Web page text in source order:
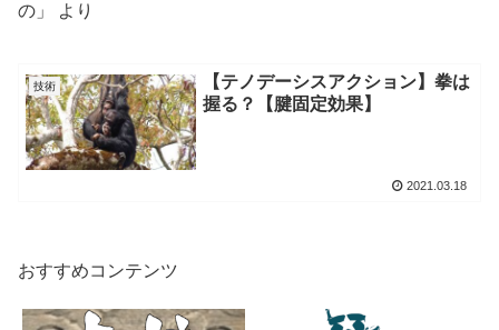
の」
より
技術
【テノデーシスアクション】拳は
握る？【腱固定効果】
2021.03.18
おすすめコンテンツ